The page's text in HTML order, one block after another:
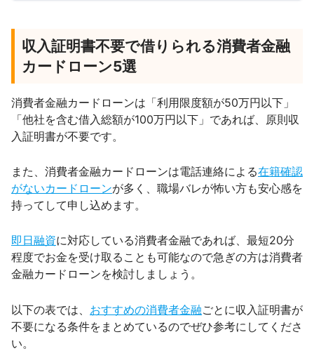
収入証明書不要で借りられる消費者金融
カードローン5選
消費者金融カードローンは「利用限度額が50万円以下」
「他社を含む借入総額が100万円以下」であれば、原則収
入証明書が不要です。
また、消費者金融カードローンは電話連絡による在籍確認
がないカードローンが多く、職場バレが怖い方も安心感を
持ってして申し込めます。
即日融資に対応している消費者金融であれば、最短20分
程度でお金を受け取ることも可能なので急ぎの方は消費者
金融カードローンを検討しましょう。
以下の表では、 おすすめの消費者金融ごとに収入証明書が
不要になる条件をまとめているのでぜひ参考にしてくださ
い。